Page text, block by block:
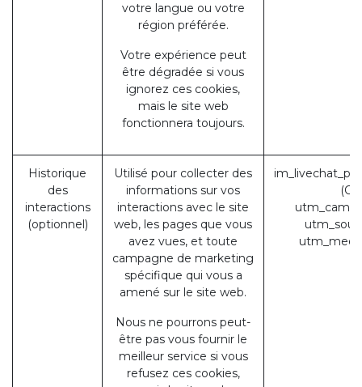
votre langue ou votre
région préférée.
Votre expérience peut
être dégradée si vous
ignorez ces cookies,
mais le site web
fonctionnera toujours.
Historique
des
interactions
(optionnel)
Utilisé pour collecter des
informations sur vos
interactions avec le site
web, les pages que vous
avez vues, et toute
campagne de marketing
spécifique qui vous a
amené sur le site web.
Nous ne pourrons peut-
être pas vous fournir le
meilleur service si vous
refusez ces cookies,